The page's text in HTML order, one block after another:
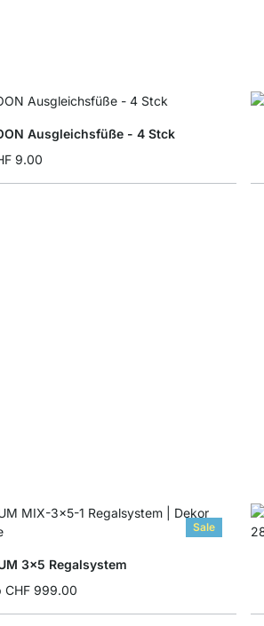
Ausgleichsfüße - 4 Stck
9.00
Sale
3x5 Regalsystem
CHF 999.00